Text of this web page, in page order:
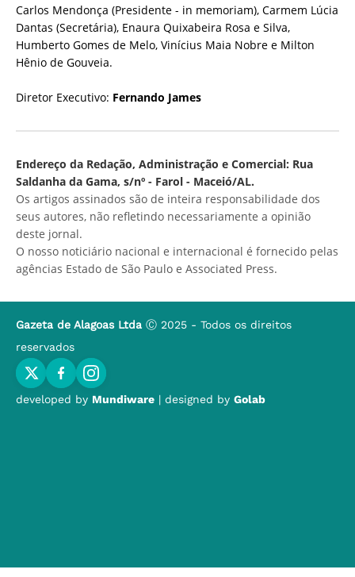
Carlos Mendonça (Presidente - in memoriam), Carmem Lúcia
Dantas (Secretária), Enaura Quixabeira Rosa e Silva,
Humberto Gomes de Melo, Vinícius Maia Nobre e Milton
Hênio de Gouveia.
Diretor Executivo: Fernando James
Endereço da Redação, Administração e Comercial: Rua
Saldanha da Gama, s/nº - Farol - Maceió/AL.
Os artigos assinados são de inteira responsabilidade dos
seus autores, não refletindo necessariamente a opinião
deste jornal.
O nosso noticiário nacional e internacional é fornecido pelas
agências Estado de São Paulo e Associated Press.
Gazeta de Alagoas Ltda Ⓒ 2025 - Todos os direitos
reservados
developed by Mundiware | designed by Golab